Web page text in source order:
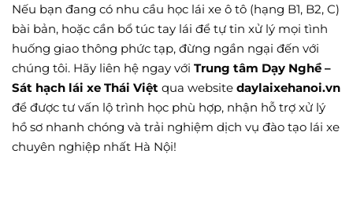
Nếu bạn đang có nhu cầu học lái xe ô tô (hạng B1, B2, C)
bài bản, hoặc cần bổ túc tay lái để tự tin xử lý mọi tình
huống giao thông phức tạp, đừng ngần ngại đến với
chúng tôi. Hãy liên hệ ngay với Trung tâm Dạy Nghề –
Sát hạch lái xe Thái Việt qua website daylaixehanoi.vn
để được tư vấn lộ trình học phù hợp, nhận hỗ trợ xử lý
hồ sơ nhanh chóng và trải nghiệm dịch vụ đào tạo lái xe
chuyên nghiệp nhất Hà Nội!